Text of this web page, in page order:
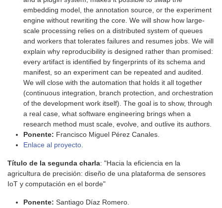
embedding model, the annotation source, or the experiment
engine without rewriting the core. We will show how large-
scale processing relies on a distributed system of queues
and workers that tolerates failures and resumes jobs. We will
explain why reproducibility is designed rather than promised:
every artifact is identified by fingerprints of its schema and
manifest, so an experiment can be repeated and audited.
We will close with the automation that holds it all together
(continuous integration, branch protection, and orchestration
of the development work itself). The goal is to show, through
a real case, what software engineering brings when a
research method must scale, evolve, and outlive its authors.
Ponente: Francisco Miguel Pérez Canales.
Enlace al proyecto.
Título de la segunda charla: "Hacia la eficiencia en la
agricultura de precisión: diseño de una plataforma de sensores
IoT y computación en el borde"
Ponente: Santiago Díaz Romero.